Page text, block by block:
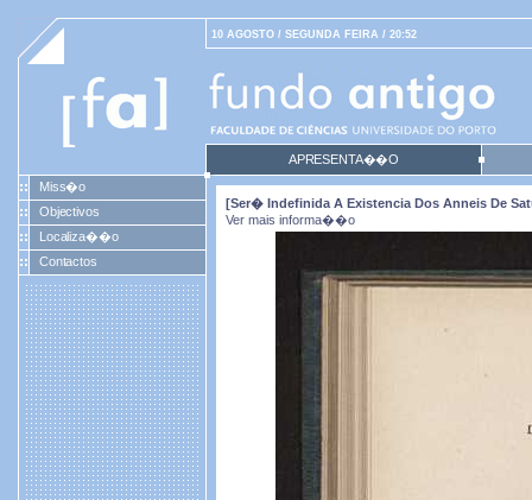
10 AGOSTO / SEGUNDA FEIRA / 20:52
APRESENTA��O
Miss�o
Objectivos
Localiza��o
Contactos
[Ser� Indefinida A Existencia Dos Anneis De
Ver mais informa��o